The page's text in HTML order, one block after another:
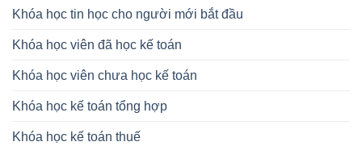
Khóa học tin học cho người mới bắt đầu
Khóa học viên đã học kế toán
Khóa học viên chưa học kế toán
Khóa học kế toán tổng hợp
Khóa học kế toán thuế